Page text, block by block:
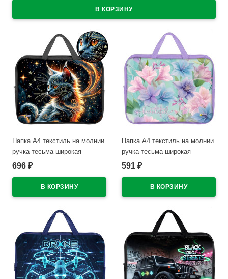
Папка А4 текстиль на молнии
ручка-тесьма широкая
боковинка Оникс Дымчатый
696 ₽
Папка А4 текстиль на молнии
ручка-тесьма широкая
боковинка Оникс Нежность
591 ₽